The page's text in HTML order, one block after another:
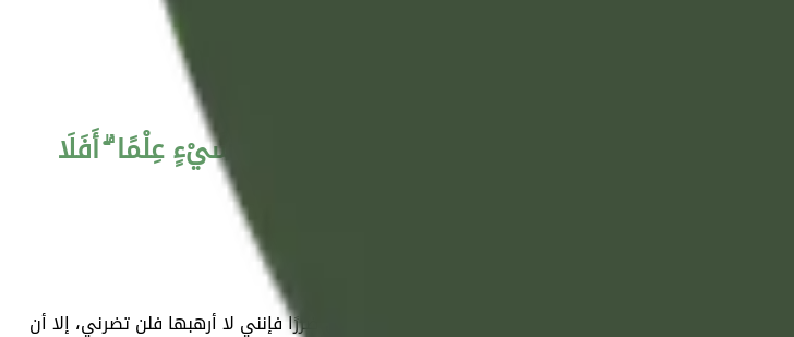
بِهِ إِلَّا أَنْ يَشَاءَ رَبِّي شَيْئًا ۗ وَسِعَ رَبِّي كُلَّ شَيْءٍ عِلْمًا ۗ أَفَلَا
معرفة وحدانيته، فإن كنتم تخوفونني بآلهتكم أن توقع بي ضررًا فإنني لا أرهبها فلن تضرني، إلا أن